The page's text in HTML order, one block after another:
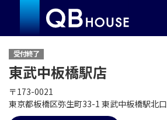
受付終了
東武中板橋駅店
〒173-0021
東京都板橋区弥生町33-1 東武中板橋駅北口